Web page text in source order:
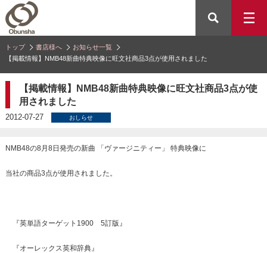
トップ 書店様へ
お知らせ一覧
【掲載情報】NMB48新曲特典映像に旺文社商品3点が使用されました
【掲載情報】NMB48新曲特典映像に旺文社商品3点が使
用されました
2012-07-27 おしらせ
NMB48の8月8日発売の新曲 「ヴァージニティー」 特典映像に
当社の商品3点が使用されました。
『英単語ターゲット1900 5訂版』
『オーレックス英和辞典』